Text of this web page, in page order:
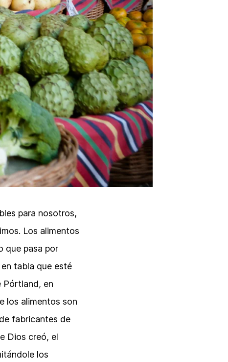
para nosotros,
Los alimentos
que pasa por
tabla que esté
Pórtland, en
los alimentos son
fabricantes de
Dios creó, el
los